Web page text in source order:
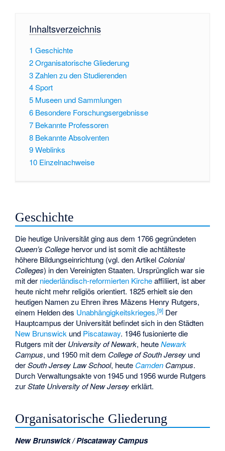
Inhaltsverzeichnis
1 Geschichte
2Organisatorische Gliederung
3Zahlen zu den Studierenden
4Sport
5 Museen und Sammlungen
6 Besondere Forschungsergebnisse
7 Bekannte Professoren
8 Bekannte Absolventen
9Weblinks
10 Einzelnachweise
Geschichte
Die heutige Universität ging aus dem 1766 gegründeten
Queen’s College hervor und ist somit die achtälteste
höhere Bildungseinrichtung (vgl. den Artikel Colonial
Colleges) in den Vereinigten Staaten. Ursprünglich war sie
mit der niederländisch-reformierten Kircheaffiliiert, ist aber
heute nicht mehr religiös orientiert. 1825 erhielt sie den
heutigen Namen zu Ehren ihres Mäzens Henry Rutgers,
einem Helden des Unabhängigkeitskrieges.[9] Der
Hauptcampus der Universität befindet sich in den Städten
New Brunswick und Piscataway. 1946 fusionierte die
Rutgers mit der University of Newark, heuteNewark
Campus, und 1950 mit dem College of South Jersey und
derSouth Jersey Law School, heute Camden Campus.
Durch Verwaltungsakte von 1945 und 1956 wurde Rutgers
zurState University of New Jerseyerklärt.
Organisatorische Gliederung
New Brunswick / Piscataway Campus